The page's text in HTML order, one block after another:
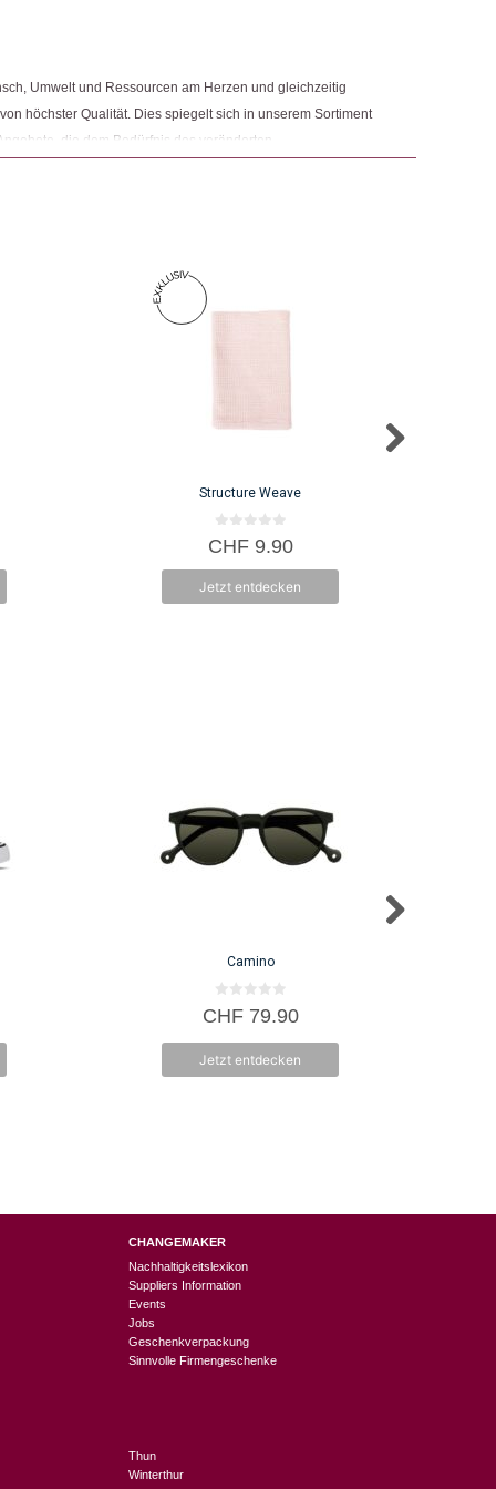
Umwelt und Ressourcen am Herzen und gleichzeitig
höchster Qualität. Dies spiegelt sich in unserem Sortiment
die dem Bedürfnis des veränderten
Nachhaltigkeit sowie der Modernisierung von Fair Trade und
Structure Weave
0
v
5
CHF9.90
Jetzt entdecken
Camino
0
v
5
CHF79.90
Jetzt entdecken
CHANGEMAKER
Nachhaltigkeitslexikon
Suppliers Information
Events
Jobs
Geschenkverpackung
Sinnvolle Firmengeschenke
Thun
Winterthur